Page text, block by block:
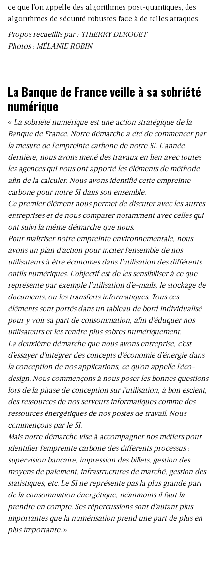
ce que l’on appelle des algorithmes post-quantiques, des
algorithmes de sécurité robustes face à de telles attaques.
Propos recueillis par : THIERRY DEROUET
Photos : MÉLANIE ROBIN
La Banque de France veille à sa sobriété
numérique
« La sobriété numérique est une action stratégique de la
Banque de France. Notre démarche a été de commencer par
la mesure de l’empreinte carbone de notre SI. L’année
dernière, nous avons mené des travaux en lien avec toutes
les agences qui nous ont apporté les éléments de méthode
afin de la calculer. Nous avons identifié cette empreinte
carbone pour notre SI dans son ensemble.
Ce premier élément nous permet de discuter avec les autres
entreprises et de nous comparer notamment avec celles qui
ont suivi la même démarche que nous.
Pour maîtriser notre empreinte environnementale, nous
avons un plan d’action pour inciter l’ensemble de nos
utilisateurs à être économes dans l’utilisation des différents
outils numériques. L’objectif est de les sensibiliser à ce que
représente par exemple l’utilisation d’e-mails, le stockage de
documents, ou les transferts informatiques. Tous ces
éléments sont portés dans un tableau de bord individualisé
pour y voir sa part de consommation, afin d’éduquer nos
utilisateurs et les rendre plus sobres numériquement.
La deuxième démarche que nous avons entreprise, c’est
d’essayer d’intégrer des concepts d’économie d’énergie dans
la conception de nos applications, ce qu’on appelle l’éco-
design. Nous commençons à nous poser les bonnes questions
lors de la phase de conception sur l’utilisation, à bon escient,
des ressources de nos serveurs informatiques comme des
ressources énergétiques de nos postes de travail. Nous
commençons par le SI.
Mais notre démarche vise à accompagner nos métiers pour
identifier l’empreinte carbone des différents processus :
supervision bancaire, impression des billets, gestion des
moyens de paiement, infrastructures de marché, gestion des
statistiques, etc. Le SI ne représente pas la plus grande part
de la consommation énergétique, néanmoins il faut la
prendre en compte. Ses répercussions sont d’autant plus
importantes que la numérisation prend une part de plus en
plus importante. »